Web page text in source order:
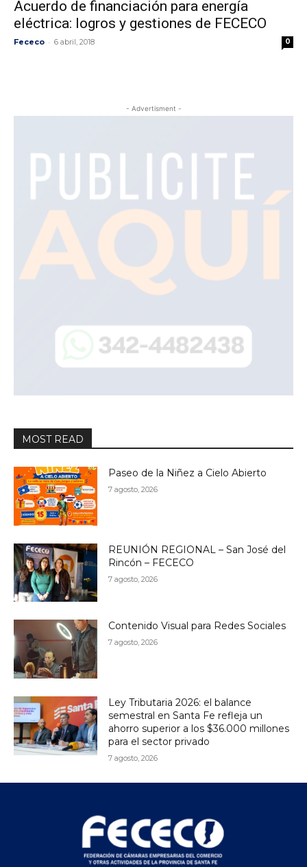
Acuerdo de financiación para energía
eléctrica: logros y gestiones de FECECO
Fececo - 6 abril, 2018 0
- Advertisment -
MOST READ
Paseo de la Niñez a Cielo Abierto
7 agosto, 2026
REUNIÓN REGIONAL – San José del
Rincón – FECECO
7 agosto, 2026
Contenido Visual para Redes Sociales
7 agosto, 2026
Ley Tributaria 2026: el balance
semestral en Santa Fe refleja un
ahorro superior a los $36.000 millones
para el sector privado
7 agosto, 2026